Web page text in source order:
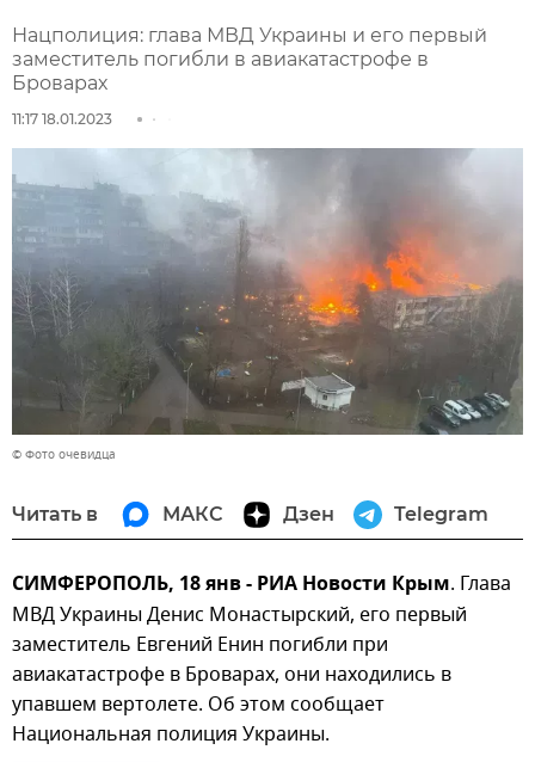
Нацполиция: глава МВД Украины и его первый
заместитель погибли в авиакатастрофе в
Броварах
11:17 18.01.2023
© Фото очевидца
Читать в МАКС Дзен Telegram
СИМФЕРОПОЛЬ, 18 янв - РИА Новости Крым. Глава
МВД Украины Денис Монастырский, его первый
заместитель Евгений Енин погибли при
авиакатастрофе в Броварах, они находились в
упавшем вертолете. Об этом сообщает
Национальная полиция Украины.